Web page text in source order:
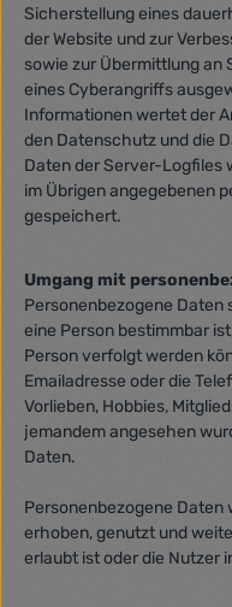
Sicherstellung eines
der Website und zur
sowie zur Übermittlung an
eines Cyberangriffs
Informationen wertet der
den Datenschutz und die
Daten der Server-Logfiles
im Übrigen angegebenen
gespeichert.
Umgang mit
Personenbezogene Daten
eine Person bestimmbar
Person verfolgt werden
Emailadresse oder die
Vorlieben, Hobbies,
jemandem angesehen
Daten.
Personenbezogene Daten
erhoben, genutzt und
erlaubt ist oder die Nutzer